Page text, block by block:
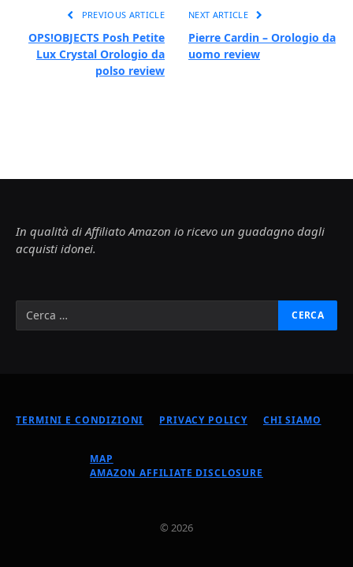
PREVIOUS ARTICLE
OPS!OBJECTS Posh Petite
Lux Crystal Orologio da
polso review
NEXT ARTICLE
Pierre Cardin – Orologio da
uomo review
In qualità di Affiliato Amazon io ricevo un guadagno dagli
acquisti idonei.
TERMINI E CONDIZIONI PRIVACY POLICY CHI SIAMO
MAP
AMAZON AFFILIATE DISCLOSURE
© 2026